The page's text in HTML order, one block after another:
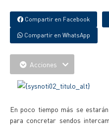
Compartir en Facebook
Compartir en WhatsApp
Acciones
En poco tiempo más se
para concretar sendos